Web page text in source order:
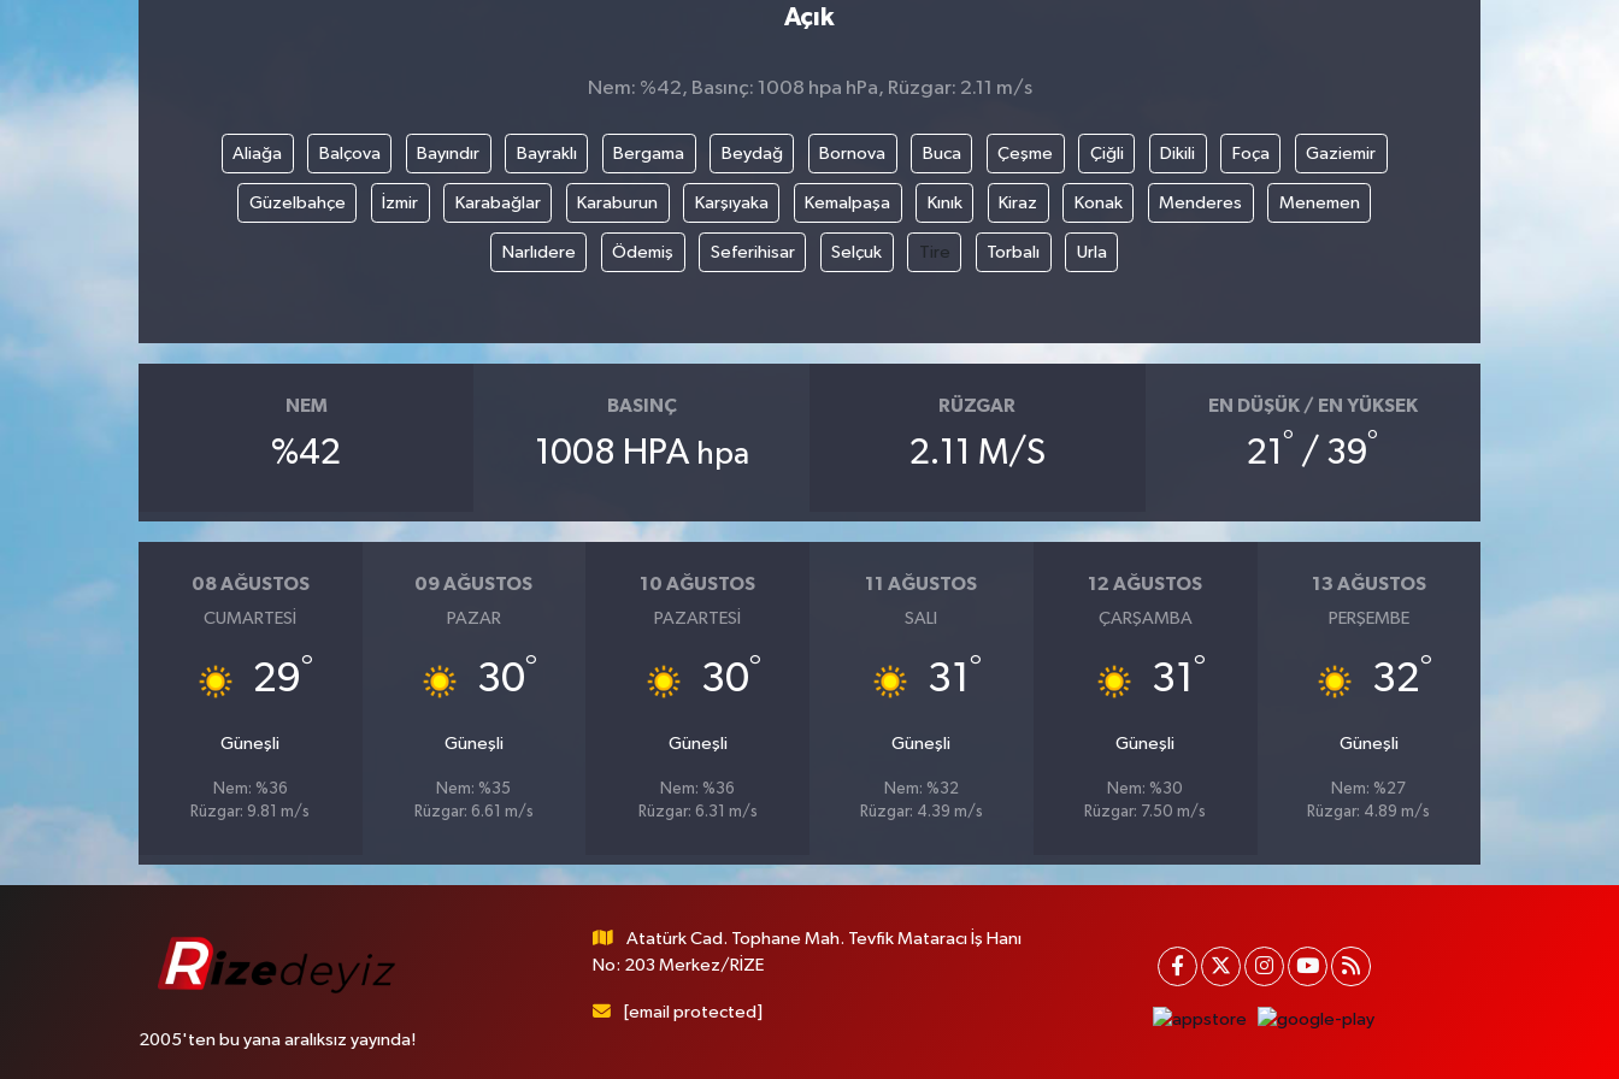
Açık
Nem: %42, Basınç: 1008 hpa hPa, Rüzgar: 2.11 m/s
Aliağa Balçova Bayındır Bayraklı Bergama Beydağ Bornova Buca Çeşme Çiğli Dikili Foça Gaziemir
Güzelbahçe İzmir Karabağlar Karaburun Karşıyaka Kemalpaşa Kınık Kiraz Konak Menderes Menemen
Narlıdere Ödemiş Seferihisar Selçuk Tire Torbalı Urla
NEM
%42
BASINÇ
1008 HPA hpa
RÜZGAR
2.11 M/S
EN DÜŞÜK / EN YÜKSEK
21 ° / 39°
08 AĞUSTOS
CUMARTESI
29°
Güneşli
Nem: %36
Rüzgar: 9.81 m/s
09 AĞUSTOS
PAZAR
30°
Güneşli
Nem: %35
Rüzgar: 6.61 m/s
10 AĞUSTOS
PAZARTESI
30°
Güneşli
Nem: %36
Rüzgar: 6.31 m/s
11 AĞUSTOS
SALI
31 °
Güneşli
Nem: %32
Rüzgar: 4.39 m/s
12 AĞUSTOS
ÇARŞAMBA
31 °
Güneşli
Nem: %30
Rüzgar: 7.50 m/s
13 AĞUSTOS
PERŞEMBE
32°
Güneşli
Nem: %27
Rüzgar: 4.89 m/s
2005'ten bu yana aralıksız yayında!
Atatürk Cad. Tophane Mah. Tevfik Mataracı İş Hanı
No: 203 Merkez/RİZE
[email protected]